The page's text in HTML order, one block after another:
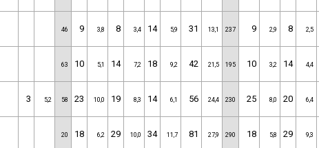
46 9 3,8 8 3,4 14 5,9 31 13,1 237 9 2,9 8 2,5
63 10 5,1 14 7,2 18 9,2 42 21,5 195 10 3,2 14 4,4
3 5,2 58 23 10,0 19 8,3 14 6,1 56 24,4 230 25 8,0 20 6,4
20 18 6,2 29 10,0 34 11,7 81 27,9 290 18 5,8 29 9,3